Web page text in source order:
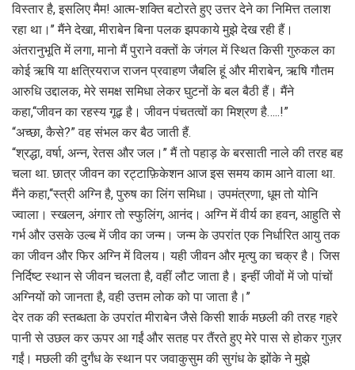
विस्तार है, इसलिए मैम! आत्म-शक्ति बटोरते हुए उत्तर देने का निमित्त तलाश
रहा था।’’ मैंने देखा, मीराबेन बिना पलक झपकाये मुझे देख रही हैं।
अंतरानुभूति में लगा, मानो मैं पुराने वक्तों के जंगल में स्थित किसी गुरुकल का
कोई ऋषि या क्षत्रियराज राजन प्रवाहण जैबलि हूं और मीराबेन, ऋषि गौतम
आरुधि उद्दालक, मेरे समक्ष समिधा लेकर घुटनों के बल बैठी हैं। मैंने
कहा,‘‘जीवन का रहस्य गूढ़ है। जीवन पंचतत्वों का मिश्रण है…..!”
“अच्छा, कैसे?” वह संभल कर बैठ जाती हैं.
“श्रद्धा, वर्षा, अन्न, रेतस और जल।’’ मैं तो पहाड़ के बरसाती नाले की तरह बह
चला था. छात्र जीवन का रट्टाफ़िकेशन आज इस समय काम आने वाला था.
मैंने कहा,‘‘स्त्री अग्नि है, पुरुष का लिंग समिधा। उपमंत्रणा, धूम तो योनि
ज्वाला। स्खलन, अंगार तो स्फुलिंग, आनंद। अग्नि में वीर्य का हवन, आहुति से
गर्भ और उसके उल्ब में जीव का जन्म। जन्म के उपरांत एक निर्धारित आयु तक
का जीवन और फिर अग्नि में विलय। यही जीवन और मृत्यु का चक्र है। जिस
निर्दिष्ट स्थान से जीवन चलता है, वहीं लौट जाता है। इन्हीं जीवों में जो पांचों
अग्नियों को जानता है, वही उत्तम लोक को पा जाता है।’’
देर तक की स्तब्धता के उपरांत मीराबेन जैसे किसी शार्क मछली की तरह गहरे
पानी से उछल कर ऊपर आ गईं और सतह पर तैंरते हुए मेरे पास से होकर गुज़र
गईं। मछली की दुर्गंध के स्थान पर जवाकुसुम की सुगंध के झोंके ने मुझे